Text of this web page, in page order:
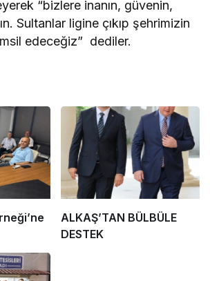
“bizlere inanın, güvenin,
Sultanlar ligine çıkıp şehrimizin
edeceğiz” dediler.
ALKAŞ’TAN BÜLBÜLE
DESTEK